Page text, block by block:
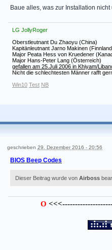
Baue alles, was zur Installation
LG JollyRoger
Oberstleutnant Du Zhaoyu (China)
Kapitänleutnant Jarno Makinen
Major Peata Hess von Kruedener
Major Hans-Peter Lang (Österreich)
gefallen am 25.Juli 2006 in Khiyam/
Nicht die schlechtesten Männer rafft
Win10 Test NB
geschrieben 29. Dezember 2016 - 20:56
BIOS Beep Codes
Dieser Beitrag wurde von Airboss
O